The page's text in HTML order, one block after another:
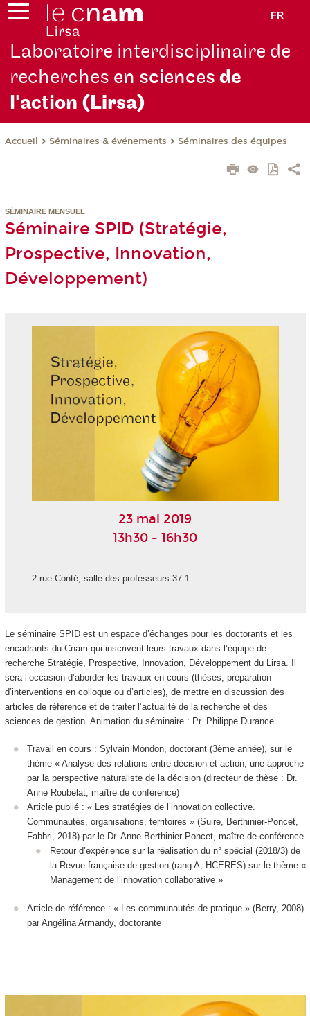
FR
Laboratoire interdisciplinaire de
recherches en sciencesde
l'action (Lirsa)
Accueil Séminaires & événements Séminaires des équipes
SÉMINAIRE MENSUEL
Séminaire SPID (Stratégie,
Prospective, Innovation,
Développement)
23 mai 2019
13h30 - 16h30
2 rue Conté, salle des professeurs 37.1
Le séminaire SPID est un espace d’échanges pour les doctorants et les
encadrants du Cnam qui inscrivent leurs travaux dans l’équipe de
recherche Stratégie, Prospective, Innovation, Développement du Lirsa. Il
sera l’occasion d’aborder les travaux en cours (thèses, préparation
d’interventions en colloque ou d’articles), de mettre en discussion des
articles de référence et de traiter l’actualité de la recherche et des
sciences de gestion. Animation du séminaire : Pr. Philippe Durance
Travail en cours : Sylvain Mondon, doctorant (3ème année), sur le
thème « Analyse des relations entre décision et action, une approche
par la perspective naturaliste de la décision (directeur de thèse : Dr.
Anne Roubelat, maître de conférence)
Article publié : « Les stratégies de l’innovation collective.
Communautés, organisations, territoires » (Suire, Berthinier-Poncet,
Fabbri, 2018) par le Dr. Anne Berthinier-Poncet, maître de conférence
Retour d’expérience sur la réalisation du n° spécial (2018/3) de
la Revue française de gestion (rang A, HCERES) sur le thème «
Management de l’innovation collaborative »
Article de référence : « Les communautés de pratique » (Berry, 2008)
par Angélina Armandy, doctorante